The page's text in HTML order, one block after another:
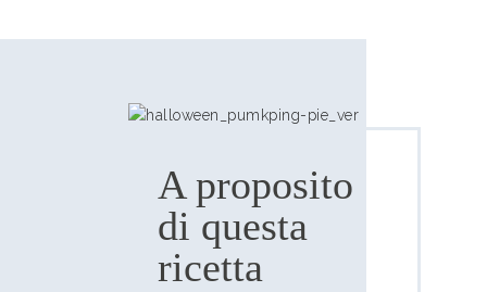
A proposito
di questa
ricetta